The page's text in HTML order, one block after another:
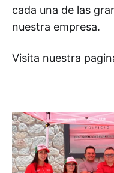
cada una de las
nuestra empresa.
Visita nuestra